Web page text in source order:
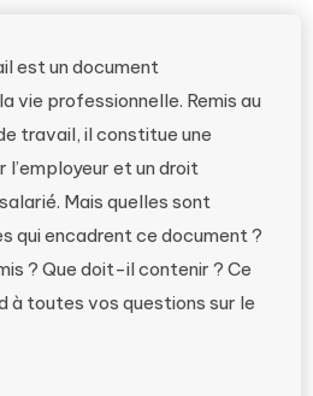
est un document
vie professionnelle. Remis au
travail, il constitue une
et un droit
Mais quelles sont
qui encadrent ce document ?
? Que doit-il contenir ? Ce
à toutes vos questions sur le